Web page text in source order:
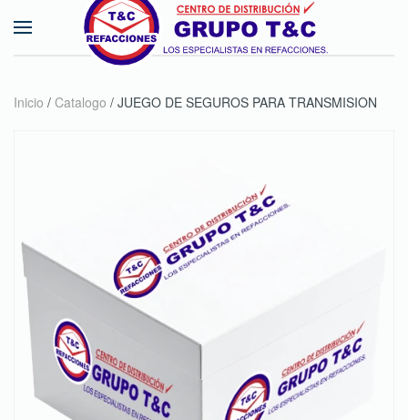
Skip to main content
Inicio / Catalogo / JUEGO DE SEGUROS PARA TRANSMISION